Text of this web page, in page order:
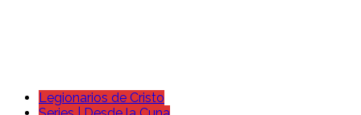
Legionarios de Cristo